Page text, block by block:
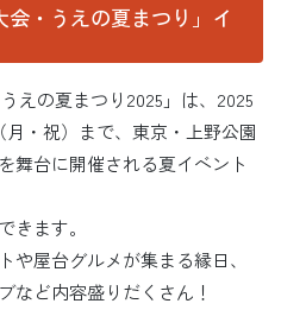
会・うえの夏まつり」イ
えの夏まつり2025」は、2025
月・祝）まで、東京・上野公園
舞台に開催される夏イベント
きます。
屋台グルメが集まる縁日、
など内容盛りだくさん！